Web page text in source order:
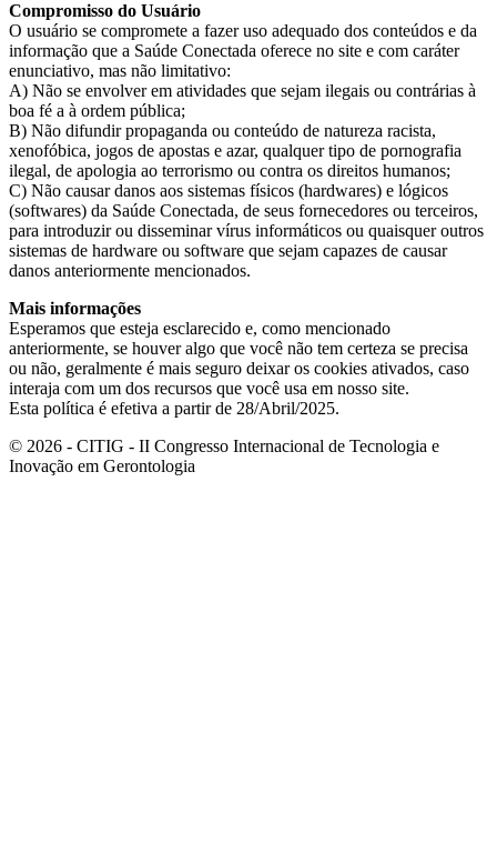
Compromisso do Usuário
O usuário se compromete a fazer uso adequado dos conteúdos e da
informação que a Saúde Conectada oferece no site e com caráter
enunciativo, mas não limitativo:
A) Não se envolver em atividades que sejam ilegais ou contrárias à
boa fé a à ordem pública;
B) Não difundir propaganda ou conteúdo de natureza racista,
xenofóbica, jogos de apostas e azar, qualquer tipo de pornografia
ilegal, de apologia ao terrorismo ou contra os direitos humanos;
C) Não causar danos aos sistemas físicos (hardwares) e lógicos
(softwares) da Saúde Conectada, de seus fornecedores ou terceiros,
para introduzir ou disseminar vírus informáticos ou quaisquer outros
sistemas de hardware ou software que sejam capazes de causar
danos anteriormente mencionados.
Mais informações
Esperamos que esteja esclarecido e, como mencionado
anteriormente, se houver algo que você não tem certeza se precisa
ou não, geralmente é mais seguro deixar os cookies ativados, caso
interaja com um dos recursos que você usa em nosso site.
Esta política é efetiva a partir de 28/Abril/2025.
© 2026 - CITIG - II Congresso Internacional de Tecnologia e
Inovação em Gerontologia